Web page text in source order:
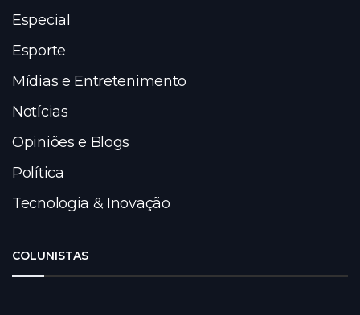
Especial
Esporte
Mídias e Entretenimento
Notícias
Opiniões e Blogs
Política
Tecnologia & Inovação
COLUNISTAS